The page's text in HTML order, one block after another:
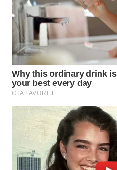
SUKABUMI
WN
PURWAKARTA
WN
PRIANGAN
TIMUR
SEMARANG
WN
SOLO